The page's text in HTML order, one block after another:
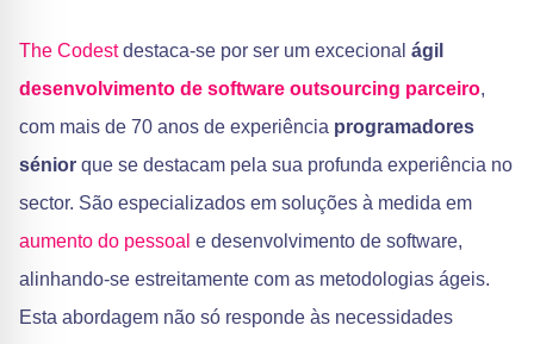
The Codestdestaca-se por ser um excecional ágil
desenvolvimento de software outsourcing parceiro,
com mais de 70 anos de experiência programadores
sénior que se destacam pela sua profunda experiência no
sector. São especializados em soluções à medida em
aumento do pessoal e desenvolvimento de software,
alinhando-se estreitamente com as metodologias ágeis.
Esta abordagem não só responde às necessidades